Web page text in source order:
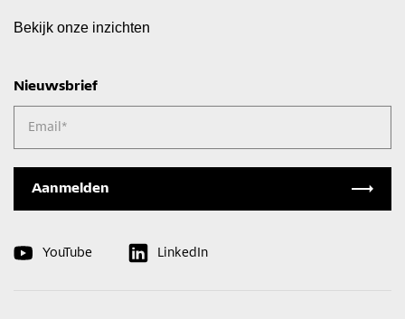
Bekijk onze inzichten
Nieuwsbrief
Email *
YouTube LinkedIn